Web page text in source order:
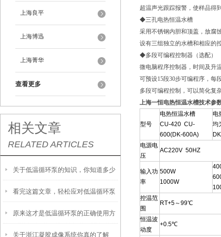
上海良平
上海博迅
上海菁华
查看更多
相关文章
RELATED ARTICLES
关于低温循环泵的知识，你知道多少
看完这篇文章，轻松应对低温循环泵
各种故障！
原来这才是低温循环泵的正确使用方
关于浙江凝胶成像系统你真的了解
超温声光跟踪报警，使样品得
◆三孔电热恒温水槽
采用不锈钢内胆和顶盖，放腐
设有三组独立的水槽和相应的
◆多段可编程控制器（选配）
微电脑程序控制器，时间及升
可预设15段30步可编程序，每
多段可编程控制，可以简化复
上海一恒电热恒温水槽技术参
型号
电热恒温水槽
CU-420 CU-
600(DK-600A)
电
均
电源电
压
AC220V 50HZ
输入功
率
500W
1000W
控温范
围
RT+5～99℃
恒温波
动度
+0.5℃